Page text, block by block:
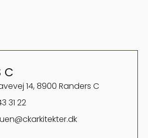
C
14, 8900 Randers C
31 22